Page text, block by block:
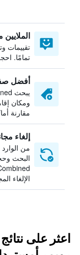
تقييمات
تمامًا.
أفضل
ومكان
مقارنة
إلغاء
من
البحث
الإلغاء
اعثر على